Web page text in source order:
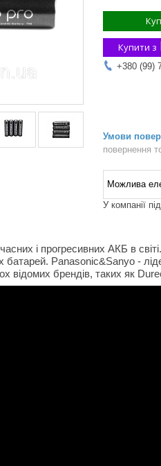
Купити з
+380 (99)
повернення
У компанії
і прогресивних АКБ в
Panasonic&Sanyo -
відомих брендів, таких як